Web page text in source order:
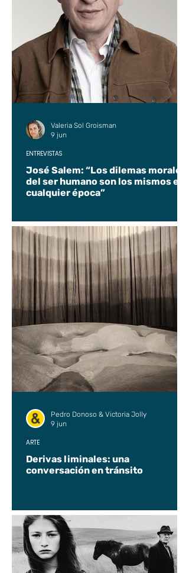
José Salem: “Los dilemas morales
del ser humano son los mismos en
cualquier época”
ENTREVISTAS
Valeria Sol Groisman
9 jun
Derivas liminales: una
conversación en tránsito
ARTE
Pedro Donoso & Victoria Jolly
9 jun